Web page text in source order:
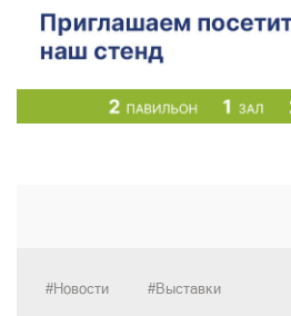
#Новости #Выставки